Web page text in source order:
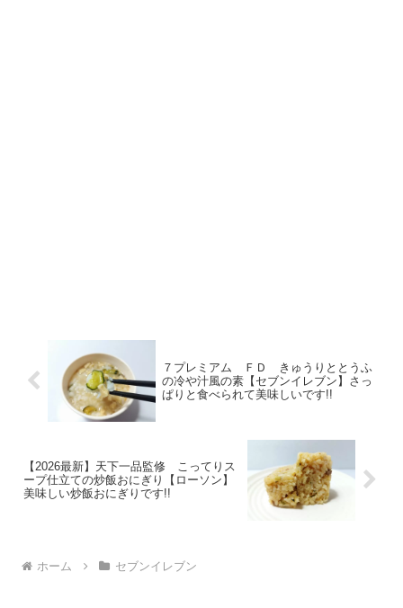
７プレミアム ＦＤ きゅうりととうふ
の冷や汁風の素【セブンイレブン】さっ
ぱりと食べられて美味しいです!!
【2026最新】天下一品監修 こってりス
ープ仕立ての炒飯おにぎり【ローソン】
美味しい炒飯おにぎりです!!
ホーム セブンイレブン